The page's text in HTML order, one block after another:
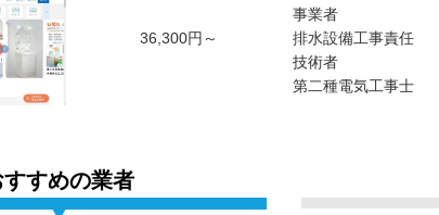
36,300円～
事業者
排水設備工事責任
技術者
第二種電気工事士
すすめの業者